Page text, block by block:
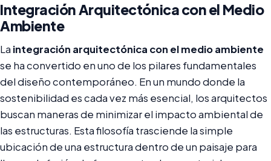
Integración Arquitectónica con el Medio
Ambiente
La integración arquitectónica con el medio ambiente
se ha convertido en uno de los pilares fundamentales
del diseño contemporáneo. En un mundo donde la
sostenibilidad es cada vez más esencial, los arquitectos
buscan maneras de minimizar el impacto ambiental de
las estructuras. Esta filosofía trasciende la simple
ubicación de una estructura dentro de un paisaje para